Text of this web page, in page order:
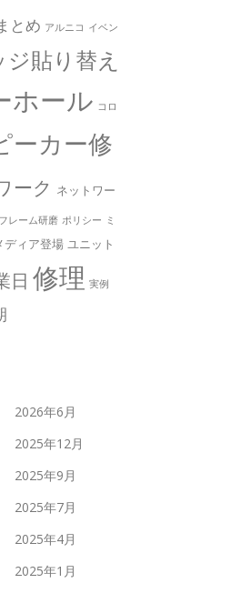
とめ アルニコ イベン
貼り替え
ホール コロ
ーカー修
ーク ネットワー
フレーム研磨 ポリシー ミ
ディア登場 ユニット
日 修理 実例
2026年6月
2025年12月
2025年9月
2025年7月
2025年4月
2025年1月